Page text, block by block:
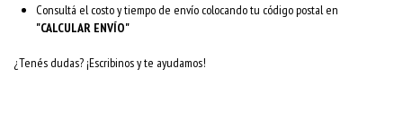
Consultá el costo y tiempo de envío colocando tu código postal en
"CALCULAR ENVÍO"
¿Tenés dudas? ¡Escribinos y te ayudamos!